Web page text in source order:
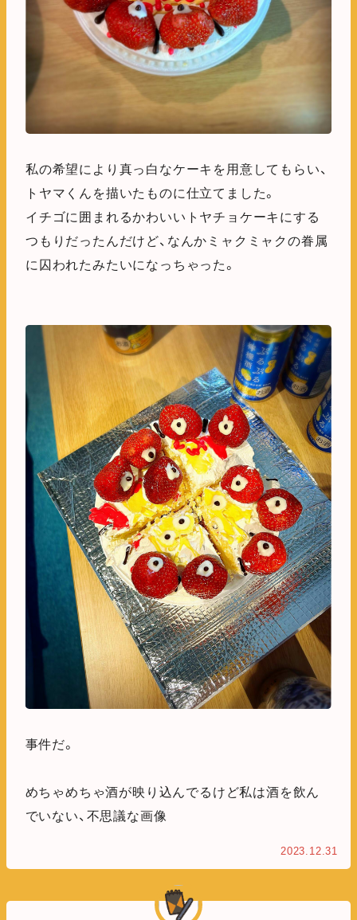
私の希望により真っ白なケーキを用意してもらい、
トヤマくんを描いたものに仕立てました。
イチゴに囲まれるかわいいトヤチョケーキにする
つもりだったんだけど、なんかミャクミャクの眷属
に囚われたみたいになっちゃった。
事件だ。
めちゃめちゃ酒が映り込んでるけど私は酒を飲ん
でいない、不思議な画像
2023.12.31